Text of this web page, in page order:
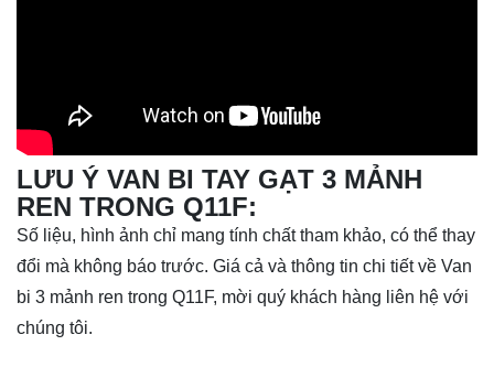
LƯU Ý VAN BI TAY GẠT 3 MẢNH
REN TRONG Q11F:
Số liệu, hình ảnh chỉ mang tính chất tham khảo, có thể thay
đổi mà không báo trước. Giá cả và thông tin chi tiết về Van
bi 3 mảnh ren trong Q11F, mời quý khách hàng liên hệ với
chúng tôi.